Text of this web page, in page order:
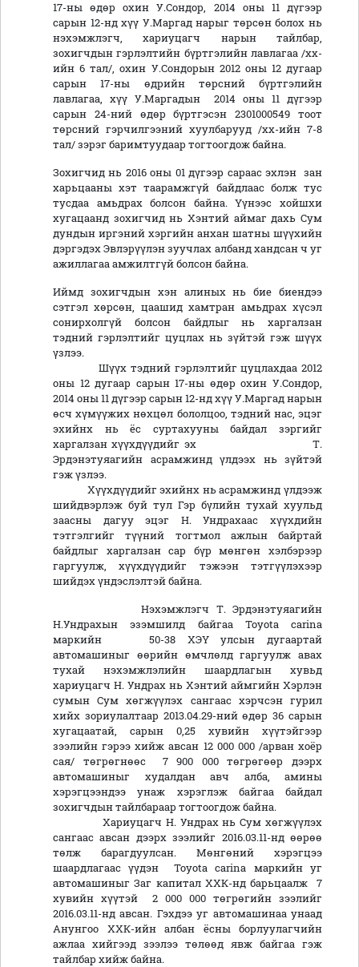
17-ны өдөр охин У.Сондор, 2014 оны 11 дүгээр
сарын 12-нд хүү У.Маргад нарыг төрсөн болох нь
нэхэмжлэгч, хариуцагч нарын тайлбар,
зохигчдын гэрлэлтийн бүртгэлийн лавлагаа /хх-
ийн 6 тал/, охин У.Сондорын 2012 оны 12 дугаар
сарын 17-ны өдрийн төрсний бүртгэлийн
лавлагаа, хүү У.Маргадын 2014 оны 11 дүгээр
сарын 24-ний өдөр бүртгэсэн 2301000549 тоот
төрсний гэрчилгээний хуулбарууд /хх-ийн 7-8
тал/ зэрэг баримтуудаар тогтоогдож байна.
Зохигчид нь 2016 оны 01 дүгээр сараас эхлэн зан
харьцааны хэт таарамжгүй байдлаас болж тус
тусдаа амьдрах болсон байна. Үүнээс хойшхи
хугацаанд зохигчид нь Хэнтий аймаг дахь Сум
дундын иргэний хэргийн анхан шатны шүүхийн
дэргэдэх Эвлэрүүлэн зуучлах албанд хандсан ч уг
ажиллагаа амжилтгүй болсон байна.
Иймд зохигчдын хэн алиных нь бие биендээ
сэтгэл хөрсөн, цаашид хамтран амьдрах хүсэл
сонирхолгүй болсон байдлыг нь харгалзан
тэдний гэрлэлтийг цуцлах нь зүйтэй гэж шүүх
үзлээ.
Шүүх тэдний гэрлэлтийг цуцлахдаа 2012
оны 12 дугаар сарын 17-ны өдөр охин У.Сондор,
2014 оны 11 дүгээр сарын 12-нд хүү У.Маргад нарын
өсч хүмүүжих нөхцөл бололцоо, тэдний нас, эцэг
эхийнх нь ёс суртахууны байдал зэргийг
харгалзан хүүхдүүдийг эх Т.
Эрдэнэтуяагийн асрамжинд үлдээх нь зүйтэй
гэж үзлээ.
Хүүхдүүдийг эхийнх нь асрамжинд үлдээж
шийдвэрлэж буй тул Гэр бүлийн тухай хуульд
заасны дагуу эцэг Н. Ундрахаас хүүхдийн
тэтгэлгийг түүний тогтмол ажлын байртай
байдлыг харгалзан сар бүр мөнгөн хэлбэрээр
гаргуулж, хүүхдүүдийг тэжээн тэтгүүлэхээр
шийдэх үндэслэлтэй байна.
Нэхэмжлэгч Т. Эрдэнэтуяагийн
Н.Ундрахын эзэмшилд байгаа Toyota carina
маркийн 50-38 ХЭҮ улсын дугаартай
автомашиныг өөрийн өмчлөлд гаргуулж авах
тухай нэхэмжлэлийн шаардлагын хувьд
хариуцагч Н. Ундрах нь Хэнтий аймгийн Хэрлэн
сумын Сум хөгжүүлэх сангаас хэрчсэн гурил
хийх зориулалтаар 2013.04.29-ний өдөр 36 сарын
хугацаатай, сарын 0,25 хувийн хүүтэйгээр
зээлийн гэрээ хийж авсан 12 000 000 /арван хоёр
сая/ төгрөгнөөс 7 900 000 төгрөгөөр дээрх
автомашиныг худалдан авч алба, амины
хэрэгцээндээ унаж хэрэглэж байгаа байдал
зохигчдын тайлбараар тогтоогдож байна.
Хариуцагч Н. Ундрах нь Сум хөгжүүлэх
сангаас авсан дээрх зээлийг 2016.03.11-нд өөрөө
төлж барагдуулсан. Мөнгөний хэрэгцээ
шаардлагаас үүдэн Toyota carina маркийн уг
автомашиныг Заг капитал ХХК-нд барьцаалж 7
хувийн хүүтэй 2 000 000 төгрөгийн зээлийг
2016.03.11-нд авсан. Гэхдээ уг автомашинаа унаад
Анунгоо ХХК-ийн албан ёсны борлуулагчийн
ажлаа хийгээд зээлээ төлөөд явж байгаа гэж
тайлбар хийж байна.